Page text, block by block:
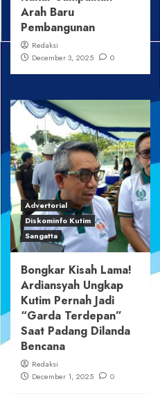
Arah Baru
Pembangunan
Redaksi
December 3, 2025
0
Advertorial
Diskominfo Kutim
Sangatta
Bongkar Kisah Lama!
Ardiansyah Ungkap
Kutim Pernah Jadi
“Garda Terdepan”
Saat Padang Dilanda
Bencana
Redaksi
December 1, 2025
0